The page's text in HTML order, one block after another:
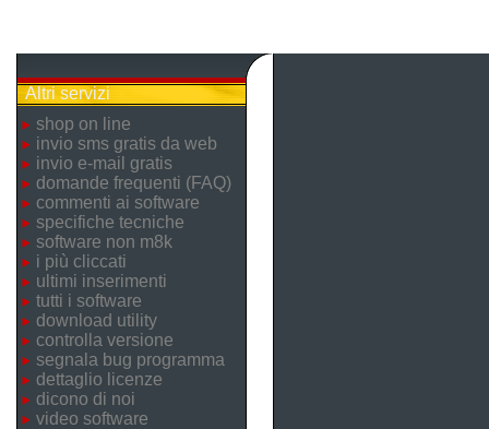
Altri servizi
shop on line
invio sms gratis da web
invio e-mail gratis
domande frequenti (FAQ)
commenti ai software
specifiche tecniche
software non m8k
i più cliccati
ultimi inserimenti
tutti i software
download utility
controlla versione
segnala bug programma
dettaglio licenze
dicono di noi
video software